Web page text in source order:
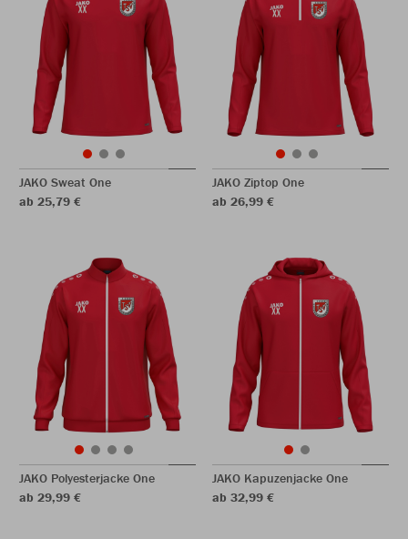
JAKO Sweat One
ab 25,79 €
JAKO Ziptop One
ab 26,99 €
JAKO Polyesterjacke One
ab 29,99 €
JAKO Kapuzenjacke One
ab 32,99 €